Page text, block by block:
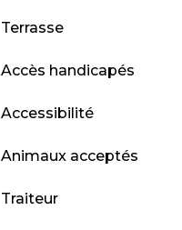
Terrasse
Accès handicapés
Accessibilité
Animaux acceptés
Traiteur